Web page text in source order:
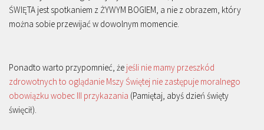
ŚWIĘTA jest spotkaniem z ŻYWYM BOGIEM, a nie z obrazem, który
można sobie przewijać w dowolnym momencie.
Ponadto warto przypomnieć, że jeśli nie mamy przeszkód
zdrowotnych to oglądanie Mszy Świętej nie zastępuje moralnego
obowiązku wobec III przykazania (Pamiętaj, abyś dzień święty
święcił).